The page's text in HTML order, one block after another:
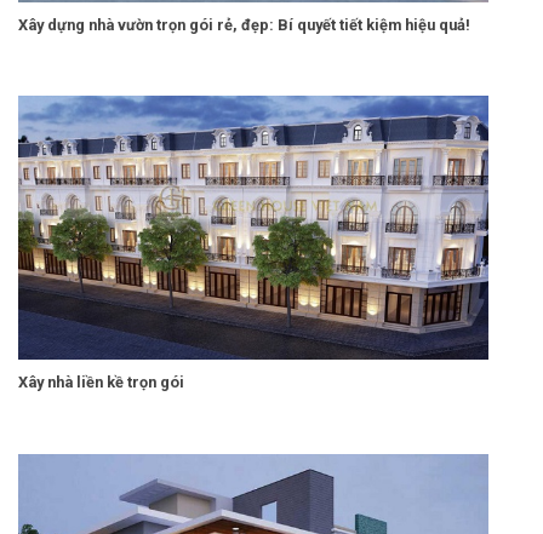
Xây dựng nhà vườn trọn gói rẻ, đẹp: Bí quyết tiết kiệm hiệu quả!
Xây nhà liền kề trọn gói